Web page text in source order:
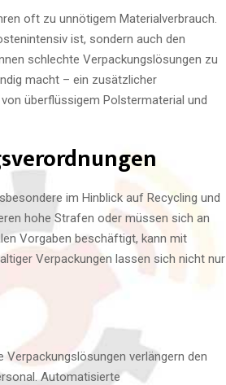
oft zu unnötigem Materialverbrauch.
ist, sondern auch den
schlechte Verpackungslösungen zu
macht – ein zusätzlicher
überflüssigem Polstermaterial und
im Hinblick auf Recycling und
hohe Strafen oder müssen sich an
Vorgaben beschäftigt, kann mit
Verpackungen lassen sich nicht nur
verlängern den
Automatisierte